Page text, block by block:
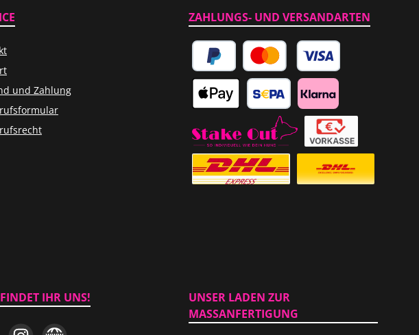
und Zahlung
ZAHLUNGS- UND VERSANDARTEN
PayPal Kredit- oder Debitkarte
SEPA Lastschrift
Klarna
Vorkasse
Abholung im Laden
IHR UNS!
UNSER LADEN ZUR
MASSANFERTIGUNG